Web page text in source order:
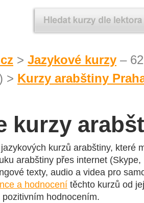
> Jazykové kurzy –
> Kurzy arabštiny
kurzy
kurzů arabštiny, které
arabštiny přes internet
texty, audio a videa pro
a hodnocení těchto kurzů od
hodnocením.